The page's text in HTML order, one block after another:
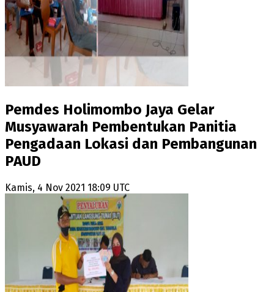
Pemdes Holimombo Jaya Gelar
Musyawarah Pembentukan Panitia
Pengadaan Lokasi dan Pembangunan
PAUD
Kamis, 4 Nov 2021 18:09 UTC